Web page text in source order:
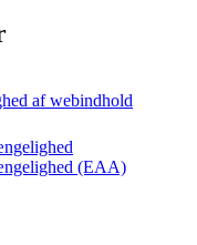
af webindhold
(EAA)